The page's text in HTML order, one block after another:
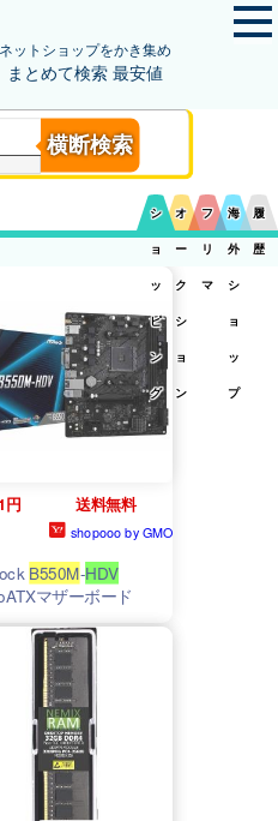
ネットショップをかき集め
まとめて検索 最安値
横断検索
シ
ョ
ッ
ピ
ン
グ
オ
ー
ク
シ
ョ
ン
フ
リ
マ
海
外
シ
ョ
ッ
プ
履
歴
円 送料無料
shopooo by GMO
B550M-HDV
マザーボード